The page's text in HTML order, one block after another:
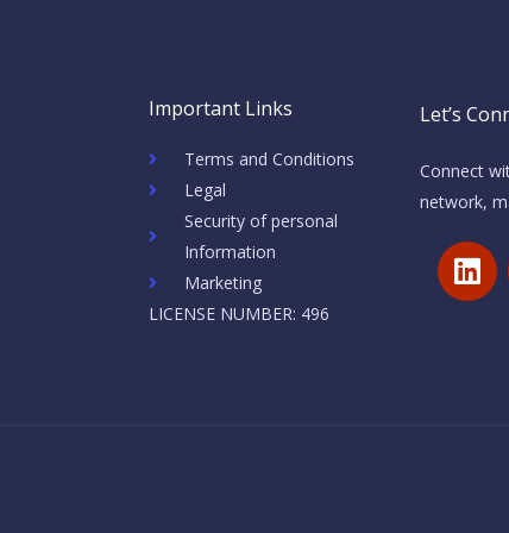
Important Links
Terms and Conditions
Legal
Security of personal
Information
Marketing
LICENSE NUMBER: 496
Let’s
Connect
network,
L
i
n